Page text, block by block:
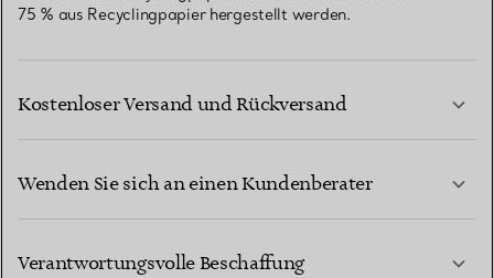
75 % aus Recyclingpapier hergestellt werden.
Kostenloser Versand und Rückversand
Wenden Sie sich an einen Kundenberater
Verantwortungsvolle Beschaffung